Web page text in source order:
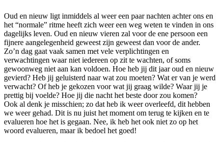
Oud en nieuw ligt inmiddels al weer een paar nachten achter ons en
het “normale” ritme heeft zich weer een weg weten te vinden in ons
dagelijks leven. Oud en nieuw vieren zal voor de ene persoon een
fijnere aangelegenheid geweest zijn geweest dan voor de ander.
Zo’n dag gaat vaak samen met vele verplichtingen en
verwachtingen waar niet iedereen op zit te wachten, of soms
gewoonweg niet aan kan voldoen. Hoe heb jij dit jaar oud en nieuw
gevierd? Heb jij geluisterd naar wat zou moeten? Wat er van je werd
verwacht? Of heb je gekozen voor wat jij graag wilde? Waar jij je
prettig bij voelde? Hoe jij die nacht het beste door zou komen?
Ook al denk je misschien; zo dat heb ik weer overleefd, dit hebben
we weer gehad. Dit is nu juist het moment om terug te kijken en te
evalueren hoe het is gegaan. Nee, ik heb het ook niet zo op het
woord evalueren, maar ik bedoel het goed!